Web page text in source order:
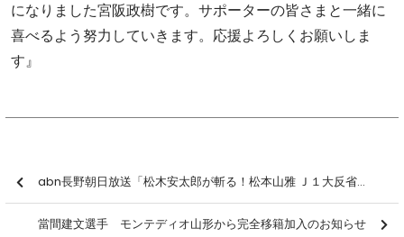
になりました宮阪政樹です。サポーターの皆さまと一緒に
喜べるよう努力していきます。応援よろしくお願いしま
す』
abn長野朝日放送「松木安太郎が斬る！松本山雅 Ｊ１大反省会」
當間建文選手 モンテディオ山形から完全移籍加入のお知らせ